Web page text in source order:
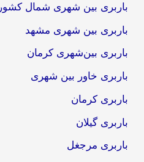
باربری بین شهری شمال کشور
باربری بین شهری مشهد
باربری بین‌شهری کرمان
باربری خاور بین شهری
باربری کرمان
باربری گیلان
باربری مرجغل